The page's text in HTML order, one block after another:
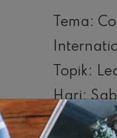
Tema:
Topik:
Hari:
Tanggal: